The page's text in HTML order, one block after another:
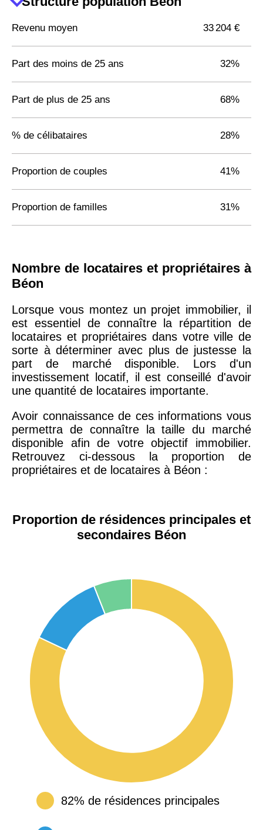
Revenu moyen 33 204 €
Part des moins de 25 ans 32%
Part de plus de 25 ans 68%
% de célibataires 28%
Proportion de couples 41%
Proportion de familles 31%
Nombre de locataires et propriétaires à
Béon
Lorsque vous montez un projet immobilier, il
est essentiel de connaître la répartition de
locataires et propriétaires dans votre ville de
sorte à déterminer avec plus de justesse la
part de marché disponible. Lors d'un
investissement locatif, il est conseillé d'avoir
une quantité de locataires importante.
Avoir connaissance de ces informations vous
permettra de connaître la taille du marché
disponible afin de votre objectif immobilier.
Retrouvez ci-dessous la proportion de
propriétaires et de locataires à Béon :
Proportion de résidences principales et
secondaires Béon
82% de résidences principales